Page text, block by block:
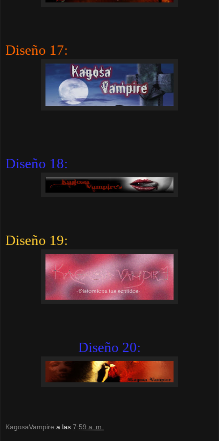
Diseño 17:
Diseño 18:
Diseño 19:
Diseño 20:
KagosaVampire a las 7:59 a. m.